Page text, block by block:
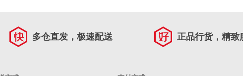
多仓直发，极速配送 正品行货，精致